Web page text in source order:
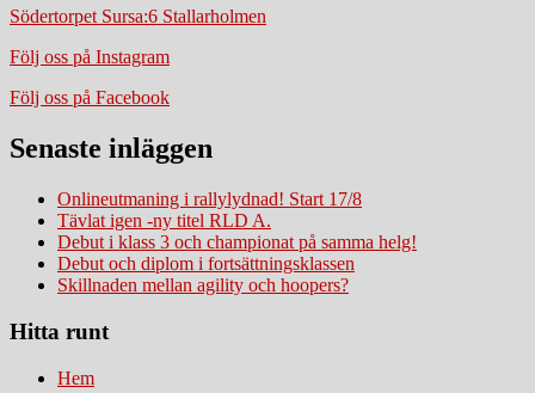
Södertorpet Sursa:6 Stallarholmen
Följ oss på Instagram
Följ oss på Facebook
Senaste inläggen
Onlineutmaning i rallylydnad! Start 17/8
Tävlat igen -ny titel RLD A.
Debut i klass 3 och championat på samma helg!
Debut och diplom i fortsättningsklassen
Skillnaden mellan agility och hoopers?
Hitta runt
Hem